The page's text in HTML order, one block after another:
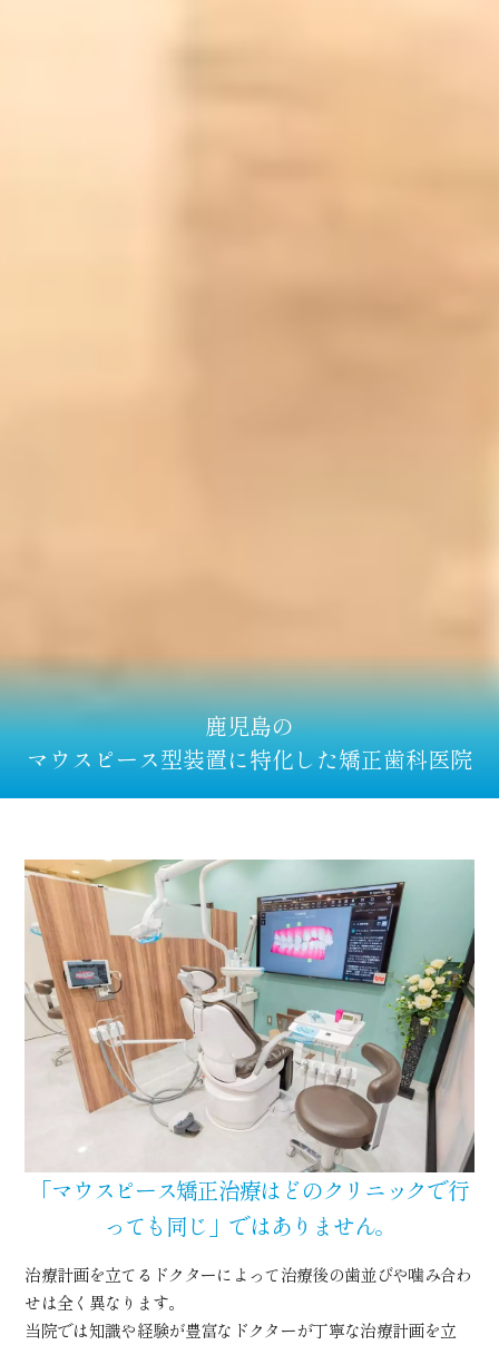
鹿児島の
マウスピース型装置に特化した矯正歯科医院
「マウスピース矯正治療はどのクリニックで行
っても同じ」ではありません。
治療計画を立てるドクターによって治療後の歯並びや噛み合わ
せは全く異なります。
当院では知識や経験が豊富なドクターが丁寧な治療計画を立